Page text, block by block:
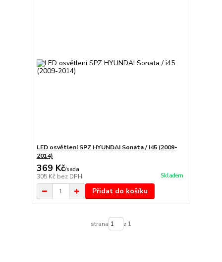
LED osvětlení SPZ HYUNDAI Sonata / i45 (2009-
2014)
369 Kč/sada
305 Kč bez DPH Skladem
Přidat do košíku
strana z 1